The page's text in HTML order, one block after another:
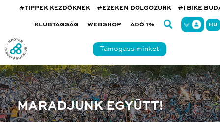
#TIPPEK KEZDŐKNEK #EZEKEN DOLGOZUNK #I BIKE
KLUBTAGSÁG WEBSHOP ADÓ 1% HU
Támogass minket
MARADJUNK EGYÜTT!